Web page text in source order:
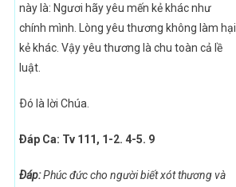
này là: Ngươi hãy yêu mến kẻ khác như
chính mình. Lòng yêu thương không làm hại
kẻ khác. Vậy yêu thương là chu toàn cả lề
luật.
Ðó là lời Chúa.
Ðáp Ca: Tv 111, 1-2. 4-5. 9
Ðáp:Phúc đức cho người biết xót thương và